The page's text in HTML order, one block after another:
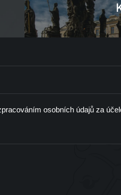
osobních údajů za